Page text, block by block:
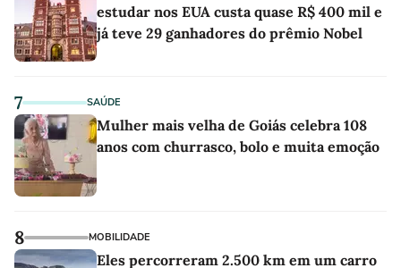
estudar nos EUA custa quase R$ 400 mil e
já teve 29 ganhadores do prêmio Nobel
7 SAÚDE
Mulher mais velha de Goiás celebra 108
anos com churrasco, bolo e muita emoção
8 MOBILIDADE
Eles percorreram 2.500 km em um carro